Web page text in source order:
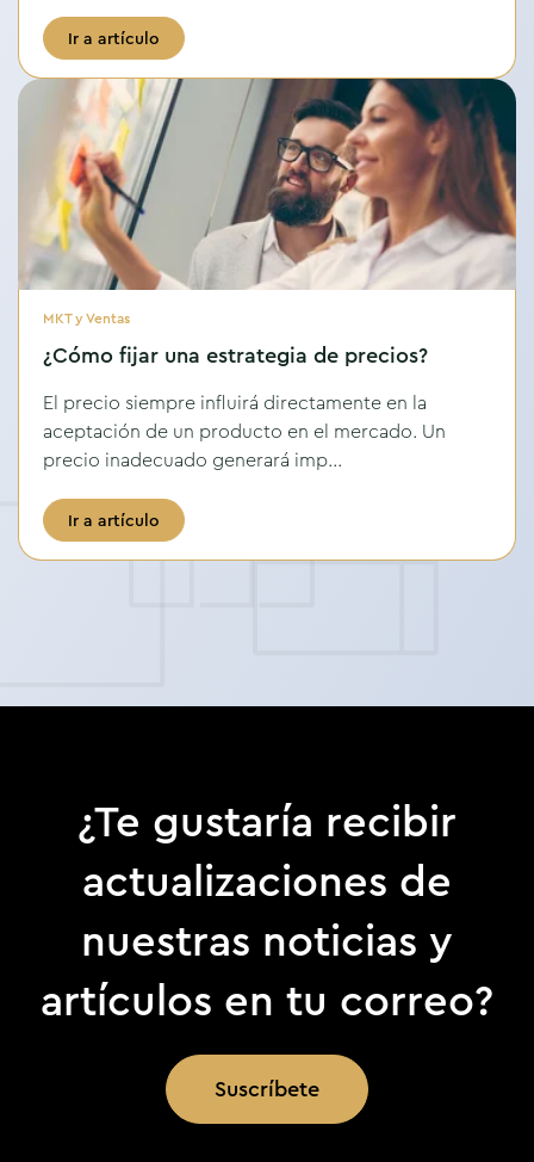
Ir a artículo
MKT y Ventas
¿Cómo fijar una estrategia de precios?
El precio siempre influirá directamente en la
aceptación de un producto en el mercado. Un
precio inadecuado generará imp...
Ir a artículo
¿Te gustaría recibir
actualizaciones de
nuestras noticias y
artículos en tu correo?
Suscríbete